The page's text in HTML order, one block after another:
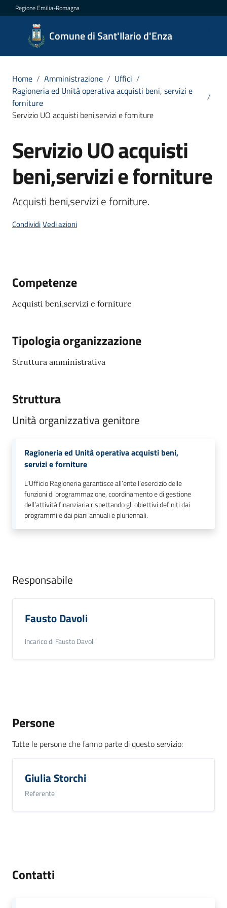
Vai al contenuto
Vai alla navigazione
Vai al footer
Regione Emilia-Romagna
Comune di Sant'Ilario d'Enza
Comune
di
d'Enza
Novità
Servizi
Vivere
Sant'Ilario
d'Enza
Appuntamento
Segnalazioni
p
o
A
Tutti
argomenti...
Seguici
su
Home / Amministrazione / Uffici /
Ragioneria ed Unità operativa acquisti beni, servizi e
forniture
/
Servizio UO acquisti beni,servizi e forniture
Salta al contenuto
Servizio UO acquisti
beni,servizi e forniture
Acquisti beni,servizi e forniture.
CondividiVedi azioni
Competenze
Acquisti beni,servizi e forniture
Tipologia organizzazione
Struttura amministrativa
Struttura
Unità organizzativa genitore
Ragioneria ed Unità operativa acquisti beni,
servizi e forniture
L’Ufficio Ragioneria garantisce all’ente l’esercizio delle
funzioni di programmazione, coordinamento e di gestione
dell’attività finanziaria rispettando gli obiettivi definiti dai
programmi e dai piani annuali e pluriennali.
Responsabile
Fausto Davoli
Incarico di Fausto Davoli
Persone
Tutte le persone che fanno parte di questo servizio:
Giulia Storchi
Referente
Contatti